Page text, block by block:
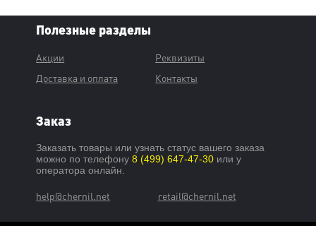
Полезные разделы
Акции
Доставка и оплата
Реквизиты
Контакты
Заказ
Заказать товары или узнать статус вашего заказа
можно по телефону8 (499) 647-47-30 или у
оператора онлайн.
help@chernil.net retail@chernil.net